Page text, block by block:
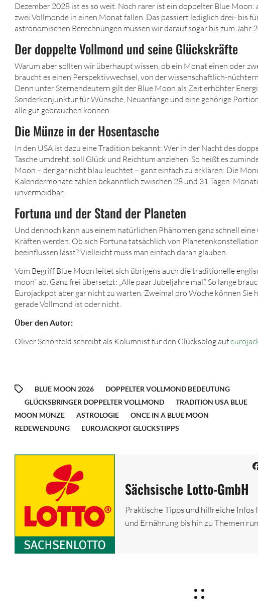
Dezember 2028 ist es so weit. Noch rarer ist ein doppelter Blue Moon:
zwei Vollmonde in einen Monat fallen. Das passiert lediglich drei- bis
astronomischen Berechnungen müssen wir darauf sogar bis zum Jahr
Der doppelte Vollmond und seine Glückskräfte
Warum aber sollten wir überhaupt wissen, ob ein Monat einen oder
braucht es einen Perspektivwechsel, von der wissenschaftlich-
Denn unter Sternendeutern gilt der Blue Moon als Zeit erhöhter
Sonderkonjunktur für Wünsche, Neuanfänge und eine gehörige
alle gut gebrauchen können.
Die Münze in der Hosentasche
In den USA ist dazu eine Tradition bekannt: Wer in der Nacht des
Tasche umdreht, soll Glück und Reichtum anziehen. So heißt es
Moon – der gar nicht blau leuchtet – ganz einfach zu erklären: Die
Kalendermonate zählen bekanntlich zwischen 28 und 31 Tagen.
unvermeidbar.
Fortuna und der Stand der Planeten
Und dennoch kann aus einem natürlichen Phänomen ganz schnell
Kräften werden. Ob sich Fortuna tatsächlich von
beeinflussen lässt? Vielleicht muss man einfach daran glauben.
Vom Begriff Blue Moon leitet sich übrigens auch die traditionelle
moon“ ab. Ganz frei übersetzt: „Alle paar Jubeljahre mal.“ So lange
Eurojackpot aber gar nicht zu warten. Zweimal pro Woche können Sie
gerade Vollmond ist oder nicht.
Über den Autor:
Oliver Schönfeld schreibt als Kolumnist für den Glücksblog auf
BLUE MOON 2026
DOPPELTER VOLLMOND BEDEUTUNG
GLÜCKSBRINGER DOPPELTER VOLLMOND
TRADITION USA BLUE
MOON MÜNZE
ASTROLOGIE
ONCE IN A BLUE MOON
REDEWENDUNG
EUROJACKPOT GLÜCKSTIPPS
Sächsische Lotto-GmbH
Praktische Tipps und hilfreiche
und Ernährung bis hin zu Themen